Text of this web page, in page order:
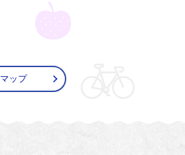
ップ